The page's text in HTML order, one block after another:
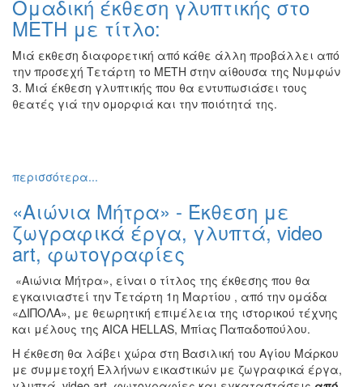
Ζωγραφική
Φωτογραφία
Τραγούδι
Μουσική
Κινηματογράφος
Παζάρι
Συνέδρια
Ημερίδες
-
Διημερίδες
Σεμινάρια-
Διαλέξεις-
Ομιλίες
Διάφορες
Εκθέσεις
Ομαδική έκθεση γλυπτικής στο
ΜΕΤΗ με τίτλο:
Μιά εκθεση διαφορετική από κάθε άλλη προβάλλει από
την προσεχή Τετάρτη το ΜΕΤΗ στην αίθουσα της Νυμφών
3. Μιά έκθεση γλυπτικής που θα εντυπωσιάσει τους
θεατές γιά την ομορφιά και την ποιότητά της.
περισσότερα...
«Αιώνια Μήτρα» - Έκθεση με
ζωγραφικά έργα, γλυπτά, video
art, φωτογραφίες
«Αιώνια Μήτρα», είναι ο τίτλος της έκθεσης που θα
εγκαινιαστεί την Τετάρτη 1η Μαρτίου , από την ομάδα
«ΔΙΠΟΛΑ», με θεωρητική επιμέλεια της ιστορικού τέχνης
και μέλους της AICA HELLAS, Μπίας Παπαδοπούλου.
Η έκθεση θα λάβει χώρα στη Βασιλική του Αγίου Μάρκου
με συμμετοχή Ελλήνων εικαστικών με ζωγραφικά έργα,